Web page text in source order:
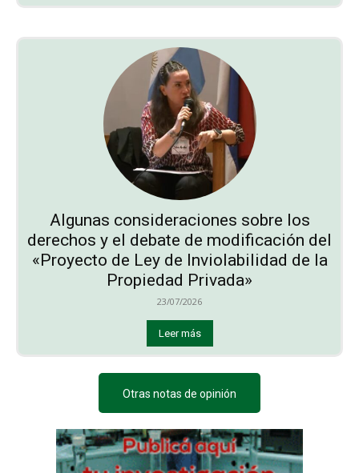
Algunas consideraciones sobre los
derechos y el debate de modificación del
«Proyecto de Ley de Inviolabilidad de la
Propiedad Privada»
23/07/2026
Leer más
Otras notas de opinión